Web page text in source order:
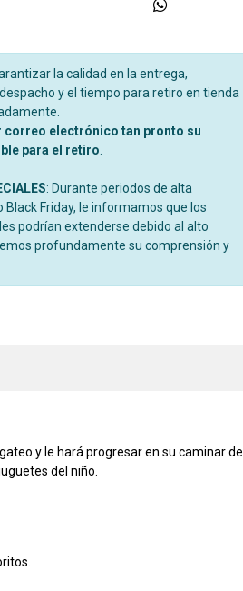
la calidad en la entrega,
y el tiempo para retiro en tienda
correo electrónico tan pronto su
para el retiro
: Durante periodos de alta
Black Friday, le informamos que los
podrían extenderse debido al alto
profundamente su comprensión y
y le hará progresar en su caminar de
del niño.